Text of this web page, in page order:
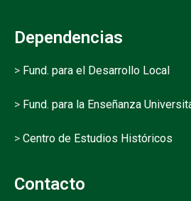
Dependencias
> Fund. para el Desarrollo Local
> Fund. para la Enseñanza
> Centro de Estudios Históricos
Contacto